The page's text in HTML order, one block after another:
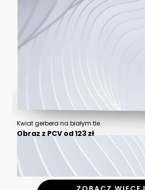
Kwiat gerbera na białym tle.
Obraz z PCV od 123 zł